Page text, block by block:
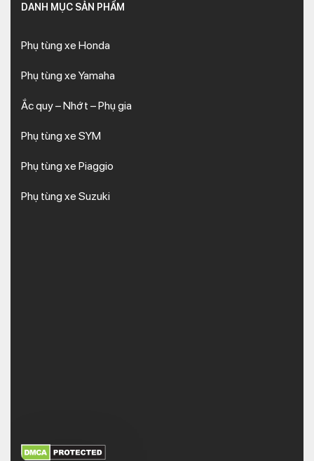
DANH MỤC SẢN PHẨM
Phụ tùng xe Honda
Phụ tùng xe Yamaha
Ắc quy – Nhớt – Phụ gia
Phụ tùng xe SYM
Phụ tùng xe Piaggio
Phụ tùng xe Suzuki